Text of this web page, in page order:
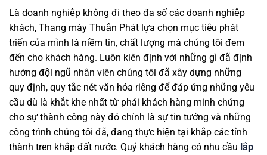
Là doanh nghiệp không đi theo đa số các doanh nghiệp
khách, Thang máy Thuận Phát lựa chọn mục tiêu phát
triển của mình là niềm tin, chất lượng mà chúng tôi đem
đến cho khách hàng. Luôn kiên định với những gì đã định
hướng đội ngũ nhân viên chúng tôi đã xây dựng những
quy định, quy tắc nét văn hóa riêng để đáp ứng những yêu
cầu dù là khắt khe nhất từ phái khách hàng minh chứng
cho sự thành công này đó chính là sự tin tưởng và những
công trình chúng tôi đã, đang thực hiện tại khắp các tỉnh
thành tren khắp đất nước. Quý khách hàng có nhu cầu lắp